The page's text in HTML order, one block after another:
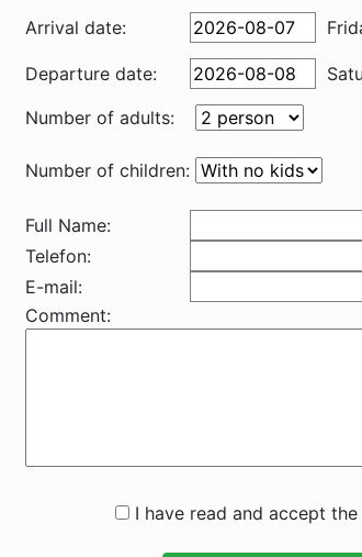
Arrival date:
Departure date:
Number of adults:
Number of children:
Full Name:
Telefon:
E-mail:
Comment:
I have read and accept